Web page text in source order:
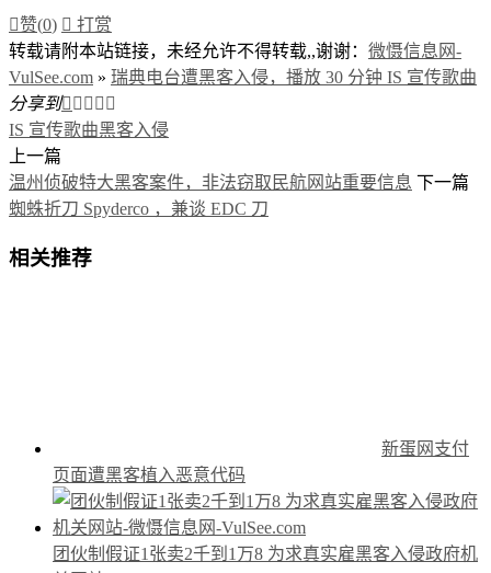
赞(0)  打赏
转载请附本站链接，未经允许不得转载,,谢谢： 微慑信息网-
VulSee.com » 瑞典电台遭黑客入侵，播放 30 分钟 IS 宣传歌曲
分享到    
IS 宣传歌曲黑客入侵
上一篇
温州侦破特大黑客案件，非法窃取民航网站重要信息 下一篇
蜘蛛折刀 Spyderco ，兼谈 EDC 刀
相关推荐
新蛋网支付
页面遭黑客植入恶意代码
团伙制假证1张卖2千到1万8 为求真实雇黑客入侵政府机